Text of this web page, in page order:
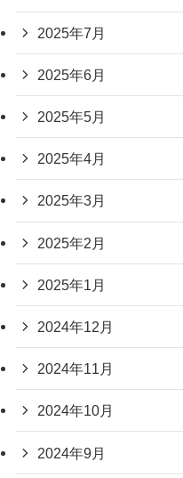
2025年7月
2025年6月
2025年5月
2025年4月
2025年3月
2025年2月
2025年1月
2024年12月
2024年11月
2024年10月
2024年9月